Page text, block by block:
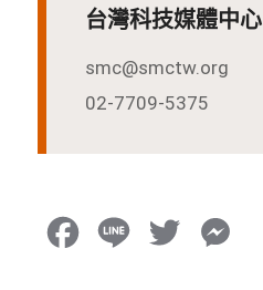
台灣科技媒體中心
smc@smctw.org
02-7709-5375